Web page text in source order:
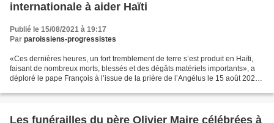
internationale à aider Haïti
Publié le 15/08/2021 à 19:17
Par paroissiens-progressistes
«Ces dernières heures, un fort tremblement de terre s’est produit en Haïti,
faisant de nombreux morts, blessés et des dégâts matériels importants», a
déploré le pape François à l’issue de la prière de l’Angélus le 15 août 2021
Les funérailles du père Olivier Maire célébrées à